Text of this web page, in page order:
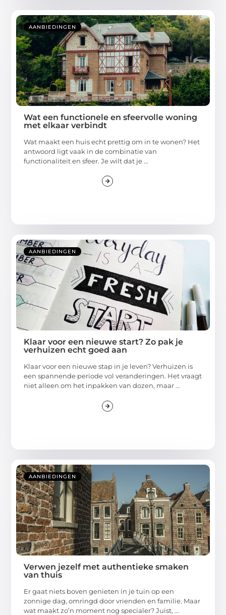
AANBIEDINGEN
Wat een functionele en sfeervolle woning
met elkaar verbindt
Wat maakt een huis echt prettig om in te wonen? Het
antwoord ligt vaak in de combinatie van
functionaliteit en sfeer. Je wilt dat je ...
AANBIEDINGEN
Klaar voor een nieuwe start? Zo pak je
verhuizen echt goed aan
Klaar voor een nieuwe stap in je leven? Verhuizen is
een spannende periode vol veranderingen. Het vraagt
niet alleen om het inpakken van dozen, maar ...
AANBIEDINGEN
Verwen jezelf met authentieke smaken
van thuis
Er gaat niets boven genieten in je tuin op een
zonnige dag, omringd door vrienden en familie. Maar
wat maakt zo’n moment nog specialer? Juist, ...